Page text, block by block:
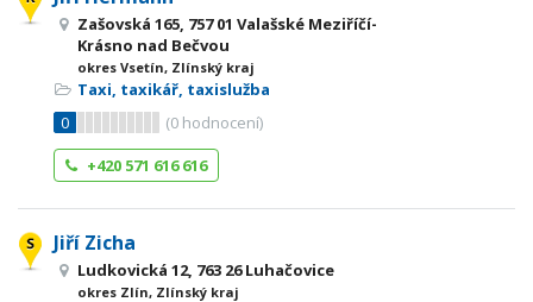
Zašovská 165, 757 01 Valašské Meziříčí-
Krásno nad Bečvou
okres Vsetín, Zlínský kraj
Taxi, taxikář, taxislužba
0
(0 hodnocení)
+420 571 616 616
Jiří Zicha
Ludkovická 12, 763 26 Luhačovice
okres Zlín, Zlínský kraj